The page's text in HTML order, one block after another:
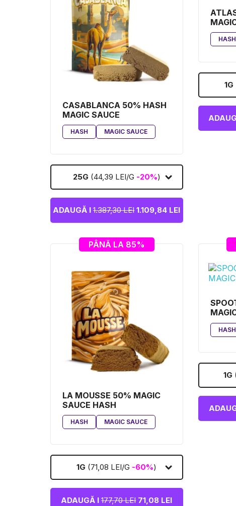
CASABLANCA 50% HASH
MAGIC SAUCE
HASH MAGIC SAUCE
25G (44,39 LEI/G -20%)
ADAUGĂ I1.387,30 LEI1.109,84 LEI
HASH
1G
PÂNĂ LA 85%
LA MOUSSE 50% MAGIC
SAUCE HASH
HASH MAGIC SAUCE
1G (71,08 LEI/G -60%)
ADAUGĂ I177,70 LEI71,08 LEI
HASH
1G